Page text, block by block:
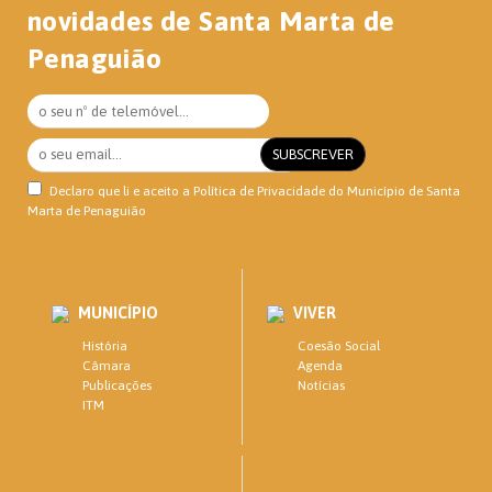
novidades de Santa Marta de
Penaguião
Declaro que li e aceito a Política de Privacidade do Município de Santa
Marta de Penaguião
MUNICÍPIO
História
Câmara
Publicações
ITM
VIVER
Coesão Social
Agenda
Notícias